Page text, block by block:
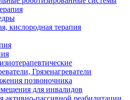
кислородная терапия
Грязенагреватели
позвоночника
для инвалидов